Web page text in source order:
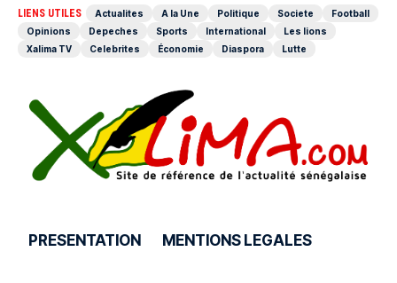
LIENS UTILES Actualites A la Une Politique Societe
Football
Opinions
Depeches Sports International
Les lions
Xalima TV
Celebrites Économie Diaspora Lutte
PRESENTATION MENTIONS LEGALES